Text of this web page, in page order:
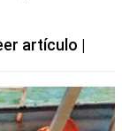
artículo